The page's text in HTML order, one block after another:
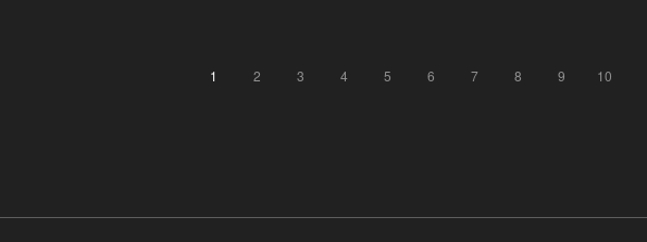
1 2 3 4 5 6 7 8 9 10